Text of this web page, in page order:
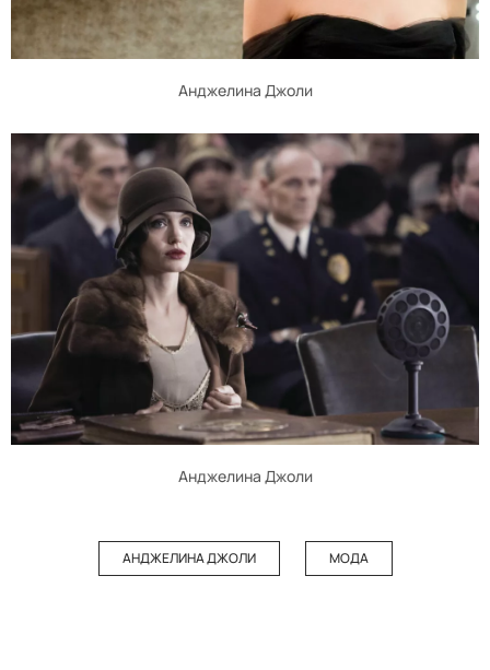
Анджелина Джоли
Анджелина Джоли
АНДЖЕЛИНА ДЖОЛИ МОДА